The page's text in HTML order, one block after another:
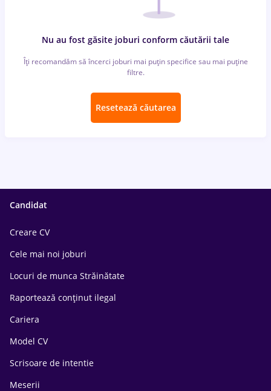
Nu au fost găsite joburi conform căutării tale
Îți recomandăm să încerci joburi mai puțin specifice sau mai puține
filtre.
Resetează căutarea
Candidat
Creare CV
Cele mai noi joburi
Locuri de munca Străinătate
Raportează conținut ilegal
Cariera
Model CV
Scrisoare de intentie
Meserii